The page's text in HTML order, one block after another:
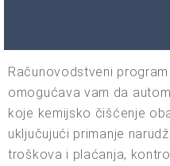
Računovodstveni
omogućava vam da
koje kemijsko čišćenje
uključujući primanje
troškova i plaćanja,